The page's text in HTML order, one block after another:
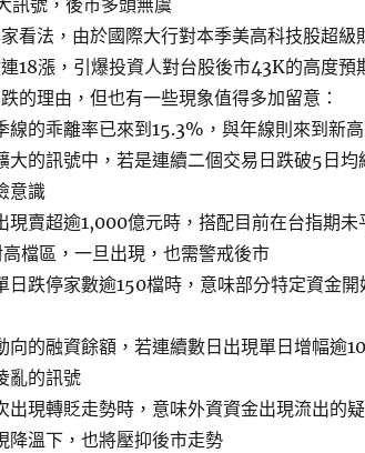
訊號，後市多頭無虞
看法，由於國際大行對本季美高科技股超級
18漲，引爆投資人對台股後市43K的高度預
的理由，但也有一些現象值得多加留意：
線的乖離率已來到15.3%，與年線則來到新
大的訊號中，若是連續二個交易日跌破5日均
意識
現賣超逾1,000億元時，搭配目前在台指期未
檔區，一旦出現，也需警戒後市
日跌停家數逾150檔時，意味部分特定資金
向的融資餘額，若連續數日出現單日增幅逾
亂的訊號
出現轉貶走勢時，意味外資資金出現流出的
降溫下，也將壓抑後市走勢